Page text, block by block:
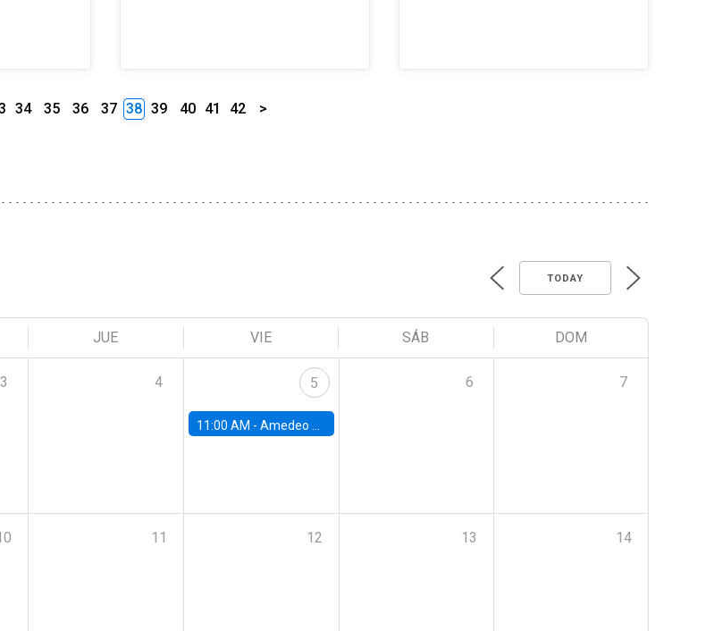
34 35 36 37 38 39 40 41 42 >
TODAY
JUE VIE SÁB DOM
3 4 5
11:00 AM - Amedeo Piolatto, Universidad Autónoma de Barcelona (UAB)
6 7
11 12 13 14